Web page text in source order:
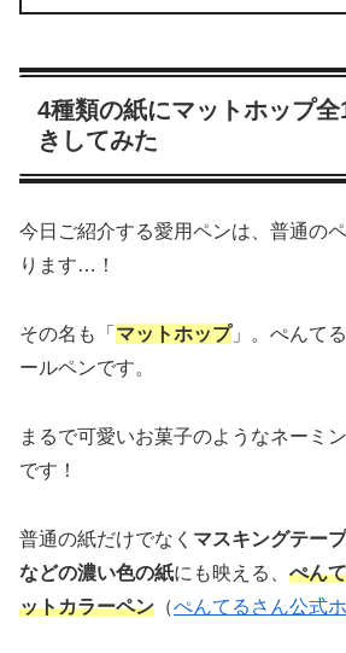
4種類の紙にマットホップ
きしてみた
今日ご紹介する愛用ペンは、普通の
ります…！
その名も「 マットホップ」。ぺんて
ールペンです。
まるで可愛いお菓子のようなネーミ
です！
普通の紙だけでなく マスキングテー
などの濃い色の紙にも映える、 ぺん
ットカラーペン （ぺんてるさん公式